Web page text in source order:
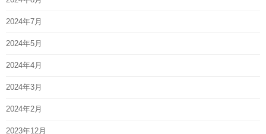
2024年7月
2024年5月
2024年4月
2024年3月
2024年2月
2023年12月